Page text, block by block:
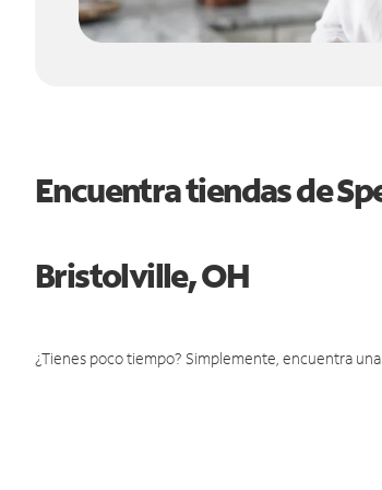
Encuentra tiendas de
Bristolville, OH
¿Tienes poco tiempo? Simplemente, encuentra